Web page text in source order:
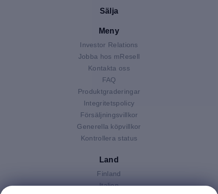
Sälja
Meny
Investor Relations
Jobba hos mResell
Kontakta oss
FAQ
Produktgraderingar
Integritetspolicy
Försäljningsvillkor
Generella köpvillkor
Kontrollera status
Land
Finland
Italien